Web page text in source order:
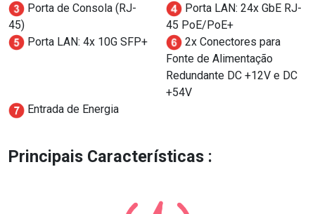
Porta de Consola (RJ-
45)
Porta LAN: 24x GbE RJ-
45 PoE/PoE+
Porta LAN: 4x 10G SFP+
2x Conectores para
Fonte de Alimentação
Redundante DC +12V e DC
+54V
Entrada de Energia
Principais Características :